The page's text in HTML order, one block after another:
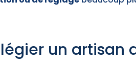
un artisan